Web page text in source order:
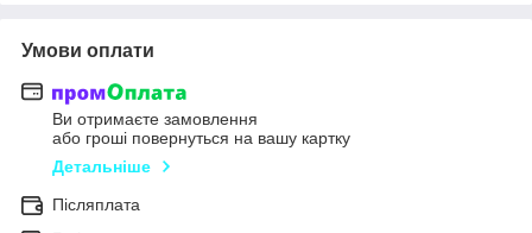
Умови оплати
Ви отримаєте замовлення
або гроші повернуться на вашу картку
Детальніше
Післяплата